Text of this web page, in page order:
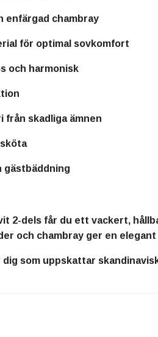
enfärgad chambray
för optimal sovkomfort
och harmonisk
från skadliga ämnen
gästbäddning
2-dels får du ett vackert,
och chambray ger en
dig som uppskattar